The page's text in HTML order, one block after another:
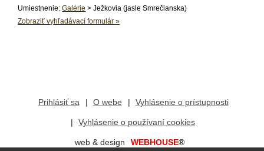
Umiestnenie:Galérie > Ježkovia (jasle Smrečianska)
Zobraziť vyhľadávací formulár»
Prihlásiť sa O webe Vyhlásenie o prístupnosti
Vyhlásenie o používaní cookies
web & design WEBHOUSE®